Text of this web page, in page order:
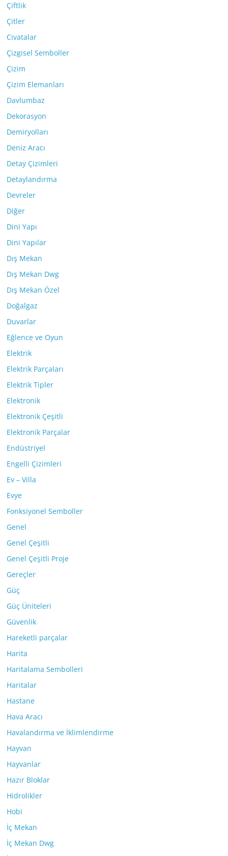
Çiftlik
Çitler
Civatalar
Çizgisel Semboller
Çizim
Çizim Elemanları
Davlumbaz
Dekorasyon
Demiryolları
Deniz Aracı
Detay Çizimleri
Detaylandırma
Devreler
Diğer
Dini Yapı
Dini Yapılar
Dış Mekan
Dış Mekan Dwg
Dış Mekan Özel
Doğalgaz
Duvarlar
Eğlence ve Oyun
Elektrik
Elektrik Parçaları
Elektrik Tipler
Elektronik
Elektronik Çeşitli
Elektronik Parçalar
Endüstriyel
Engelli Çizimleri
Ev – Villa
Evye
Fonksiyonel Semboller
Genel
Genel Çeşitli
Genel Çeşitli Proje
Gereçler
Güç
Güç Üniteleri
Güvenlik
Hareketli parçalar
Harita
Haritalama Sembolleri
Haritalar
Hastane
Hava Aracı
Havalandırma ve İklimlendirme
Hayvan
Hayvanlar
Hazır Bloklar
Hidrolikler
Hobi
İç Mekan
İç Mekan Dwg